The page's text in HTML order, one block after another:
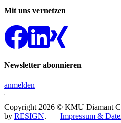
Mit uns vernetzen
Newsletter abonnieren
anmelden
Copyright 2026 © KMU Diamant
by RESIGN. Impressum &